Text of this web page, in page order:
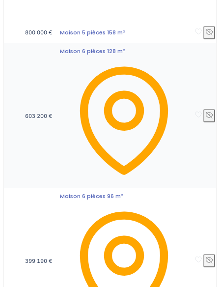
800 000 € Maison 5 pièces 158 m²
603 200 €
Maison 6 pièces 128 m²
399 190 €
Maison 6 pièces 96 m²